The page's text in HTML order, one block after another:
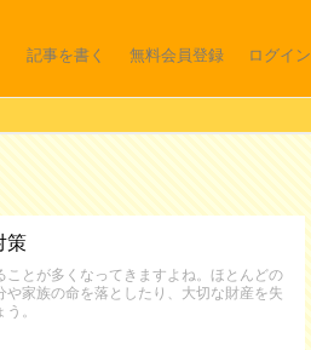
記事を書く 無料会員登録 ログイン
策
とが多くなってきますよね。ほとんどの
家族の命を落としたり、大切な財産を失
。